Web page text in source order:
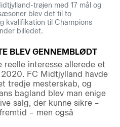
trøjen med 17 mål og
blev det til to
kvalifikation til Champions
billedet.
BLEV GENNEMBLØDT
interesse allerede et
FC Midtjylland havde
tredje mesterskab, og
bagland blev man enige
salg, der kunne sikre –
– men også